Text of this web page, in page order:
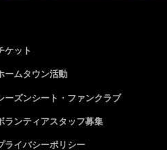
ケット
ームタウン活動
ーズンシート・ファンクラブ
ランティアスタッフ募集
ライバシーポリシー